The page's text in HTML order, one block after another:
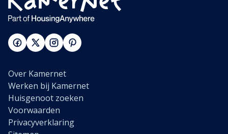
Over Kamernet
Werken bij Kamernet
Huisgenoot zoeken
Voorwaarden
Privacyverklaring